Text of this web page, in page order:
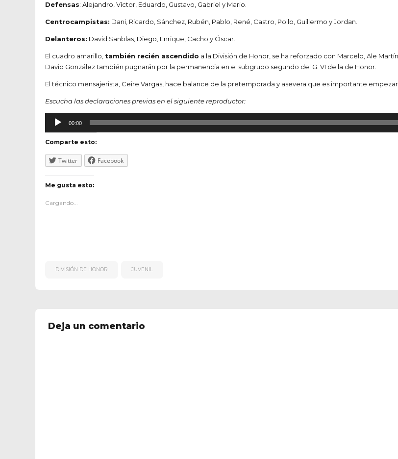
Defensas: Alejandro, Víctor, Eduardo, Gustavo, Gabriel y Mario.
Centrocampistas: Dani, Ricardo, Sánchez, Rubén, Pablo, René, Castro, Pollo, Guillermo y Jordan.
Delanteros: David Sanblas, Diego, Enrique, Cacho y Óscar.
El cuadro amarillo, también recién ascendido a la División de Honor, se ha reforzado con Marcelo, Ale
David González también pugnarán por la permanencia en el subgrupo segundo del G. VI de la de Honor.
El técnico mensajerista, Ceire Vargas, hace balance de la pretemporada y asevera que es importante
Escucha las declaraciones previas en el siguiente reproductor:
Reproductor
audio
00:00
Comparte esto:
Twitter Facebook
Me gusta esto:
Cargando...
DIVISIÓN DE HONOR JUVENIL
Deja un comentario